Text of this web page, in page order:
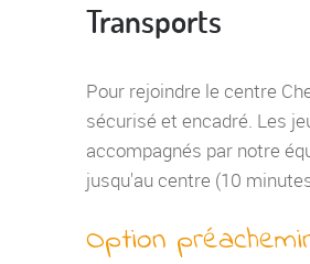
Transports
Pour rejoindre le centre
sécurisé et encadré. Les
accompagnés par notre
jusqu'au centre (10
Option